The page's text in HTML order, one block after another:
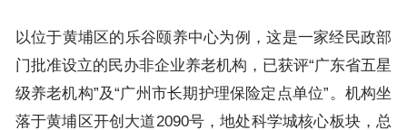
以位于黄埔区的乐谷颐养中心为例，这是一家经民政部
门批准设立的民办非企业养老机构，已获评“广东省五星
级养老机构”及“广州市长期护理保险定点单位”。机构坐
落于黄埔区开创大道2090号，地处科学城核心板块，总